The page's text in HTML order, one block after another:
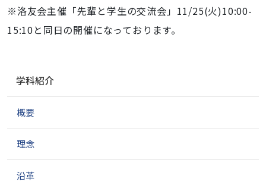
※洛友会主催「先輩と学生の交流会」11/25(火)10:00-
15:10と同日の開催になっております。
ゲ
シ
ン
学科紹介
概要
理念
沿革